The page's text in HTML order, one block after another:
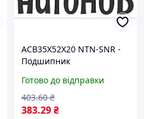
ACB35X52X20 NTN-SNR -
Подшипник
Готово до відправки
383.29₴
403.60 ₴